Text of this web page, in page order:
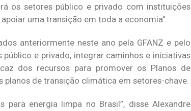
os setores público e privado com instituições
uma transição em toda a economia”.
anteriormente neste ano pela GFANZ e pelo
e privado, integrar caminhos e iniciativas
dos recursos para promover os Planos de
de transição climática em setores-chave.
energia limpa no Brasil”, disse Alexandre